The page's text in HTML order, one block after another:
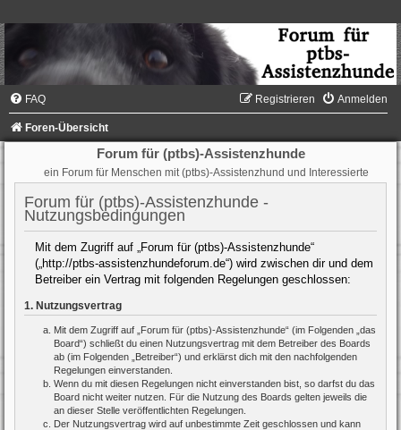
FAQ Anmelden
Registrieren
Foren-Übersicht
Forum für (ptbs)-Assistenzhunde
ein Forum für Menschen mit (ptbs)-Assistenzhund und Interessierte
Forum für (ptbs)-Assistenzhunde -
Nutzungsbedingungen
Mit dem Zugriff auf „Forum für (ptbs)-Assistenzhunde“
(„http://ptbs-assistenzhundeforum.de“) wird zwischen dir und dem
Betreiber ein Vertrag mit folgenden Regelungen geschlossen:
1. Nutzungsvertrag
Mit dem Zugriff auf „Forum für (ptbs)-Assistenzhunde“ (im Folgenden „das
Board“) schließt du einen Nutzungsvertrag mit dem Betreiber des Boards
ab (im Folgenden „Betreiber“) und erklärst dich mit den nachfolgenden
Regelungen einverstanden.
Wenn du mit diesen Regelungen nicht einverstanden bist, so darfst du das
Board nicht weiter nutzen. Für die Nutzung des Boards gelten jeweils die
an dieser Stelle veröffentlichten Regelungen.
Der Nutzungsvertrag wird auf unbestimmte Zeit geschlossen und kann